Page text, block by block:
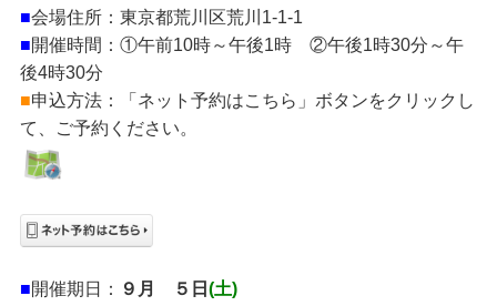
■会場住所：東京都荒川区荒川1-1-1
■開催時間：①午前10時～午後1時 ②午後1時30分～午
後4時30分
■申込方法：「ネット予約はこちら」ボタンをクリックし
て、ご予約ください。
■開催期日： ９月 ５日 (土)